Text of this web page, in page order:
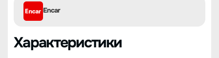
Encar
Характеристики